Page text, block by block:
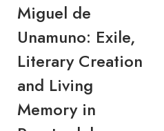
Miguel de
Unamuno: Exile,
Literary Creation
and Living
Memory in